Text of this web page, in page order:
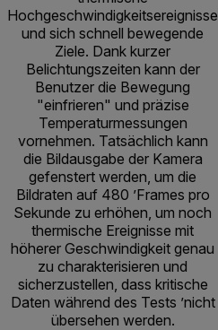
Hochgeschwindigkeitsereignisse
und sich schnell bewegende
Ziele. Dank kurzer
Belichtungszeiten kann der
Benutzer die Bewegung
"einfrieren" und präzise
Temperaturmessungen
vornehmen. Tatsächlich kann
die Bildausgabe der Kamera
gefenstert werden, um die
Bildraten auf 480 ’Frames pro
Sekunde zu erhöhen, um noch
thermische Ereignisse mit
höherer Geschwindigkeit genau
zu charakterisieren und
sicherzustellen, dass kritische
Daten während des Tests ’nicht
übersehen werden.